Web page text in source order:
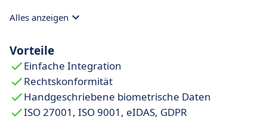
sowie mittels eines Einmalpassworts (OTP) auf
abgeschlossen wird.
VIDsigner NFC:Qualifizierte Signatur mittels
Smartphone mit NFC-Technologie.
Einfache Offline-Unterzeichnung
Alles anzeigen
Vorteile
Einfache Integration
Rechtskonformität
Handgeschriebene biometrische Daten
ISO 27001, ISO 9001, eIDAS, GDPR